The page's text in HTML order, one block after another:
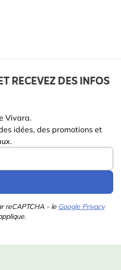
RECEVEZ DES INFOS
Vivara.
idées, des promotions et
reCAPTCHA - le Google Privacy